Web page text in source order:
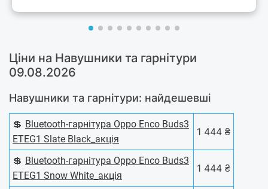
Ціни на Навушники та гарнітури
09.08.2026
Навушники та гарнітури: найдешевші
💲 Bluetooth-гарнітура Oppo Enco Buds3
ETEG1 Slate Black_акція
1 444 ₴
💲 Bluetooth-гарнітура Oppo Enco Buds3
ETEG1 Snow White_акція
1 444 ₴